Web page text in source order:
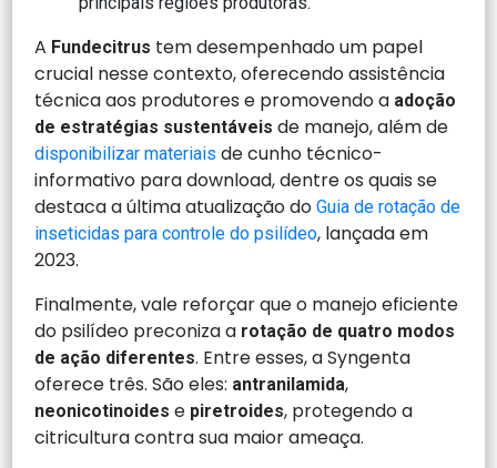
A Fundecitrus tem desempenhado um papel
crucial nesse contexto, oferecendo assistência
técnica aos produtores e promovendo a adoção
de estratégias sustentáveis de manejo, além de
disponibilizar materiais de cunho técnico-
informativo para download, dentre os quais se
destaca a última atualização doGuia de rotação de
inseticidas para controle do psilídeo, lançada em
2023.
Finalmente, vale reforçar que o manejo eficiente
do psilídeo preconiza a rotação de quatro modos
de ação diferentes. Entre esses, a Syngenta
oferece três. São eles: antranilamida,
neonicotinoidese piretroides, protegendo a
citricultura contra sua maior ameaça.